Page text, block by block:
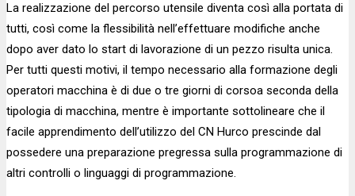
La realizzazione del percorso utensile diventa così alla portata di
tutti, così come la flessibilità nell’effettuare modifiche anche
dopo aver dato lo start di lavorazione di un pezzo risulta unica.
Per tutti questi motivi, il tempo necessario alla formazione degli
operatori macchina è di due o tre giorni di corsoa seconda della
tipologia di macchina, mentre è importante sottolineare che il
facile apprendimento dell’utilizzo del CN Hurco prescinde dal
possedere una preparazione pregressa sulla programmazione di
altri controlli o linguaggi di programmazione.